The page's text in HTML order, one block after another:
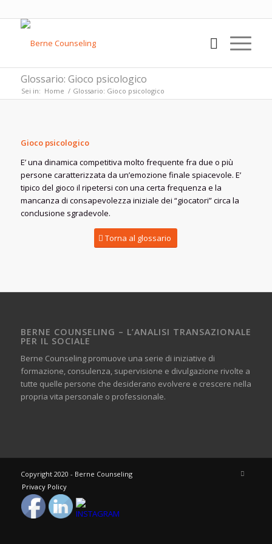
Glossario: Gioco psicologico
Sei in: Home / Glossario: Gioco psicologico
Gioco psicologico
E’ una dinamica competitiva molto frequente fra due o più
persone caratterizzata da un’emozione finale spiacevole. E’
tipico del gioco il ripetersi con una certa frequenza e la
mancanza di consapevolezza iniziale dei “giocatori” circa la
conclusione sgradevole.
Torna al glossario
BERNE COUNSELING – L’ANALISI TRANSAZIONALE
PER IL SOCIALE
Berne Counseling promuove una serie di iniziative di
formazione, consulenza, supervisione e divulgazione rivolte a
tutte quelle persone che desiderano evolvere e crescere nella
propria vita personale o professionale.
Copyright 2020 - Berne Counseling
Privacy Policy